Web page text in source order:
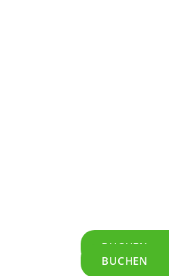
BUCHEN
BUCHEN